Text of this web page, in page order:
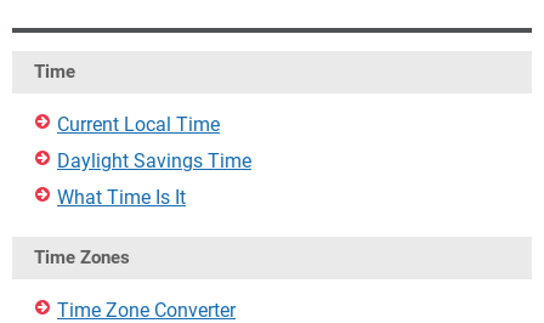
Time
Current Local Time
Daylight Savings Time
What Time Is It
Time Zones
Time Zone Converter